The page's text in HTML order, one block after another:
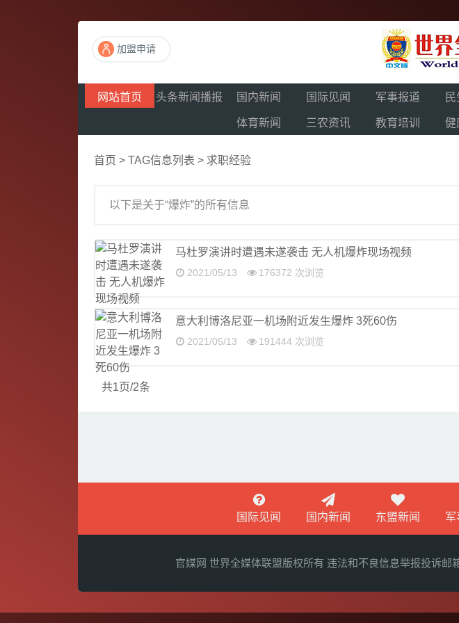
加盟申请
网站首页 头条新闻播报 国内新闻 国际见闻 军事报道
体育新闻 三农资讯 教育培训 健
首页 > TAG信息列表 > 求职经验
以下是关于“爆炸”的所有信息
马杜罗演讲时遭遇未遂袭击 无人机爆炸现场视频
2021/05/13 176372 次浏览
意大利博洛尼亚一机场附近发生爆炸 3死60伤
2021/05/13 191444 次浏览
共1页/2条
国际见闻 国内新闻 东盟新闻 军
官媒网 世界全媒体联盟版权所有 违法和不良信息举报投诉邮